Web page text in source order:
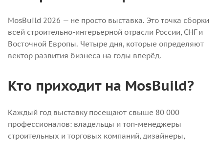
MosBuild 2026 — не просто выставка. Это точка сборки
всей строительно-интерьерной отрасли России, СНГ и
Восточной Европы. Четыре дня, которые определяют
вектор развития бизнеса на годы вперёд.
Кто приходит на MosBuild?
Каждый год выставку посещают свыше 80 000
профессионалов: владельцы и топ-менеджеры
строительных и торговых компаний, дизайнеры,